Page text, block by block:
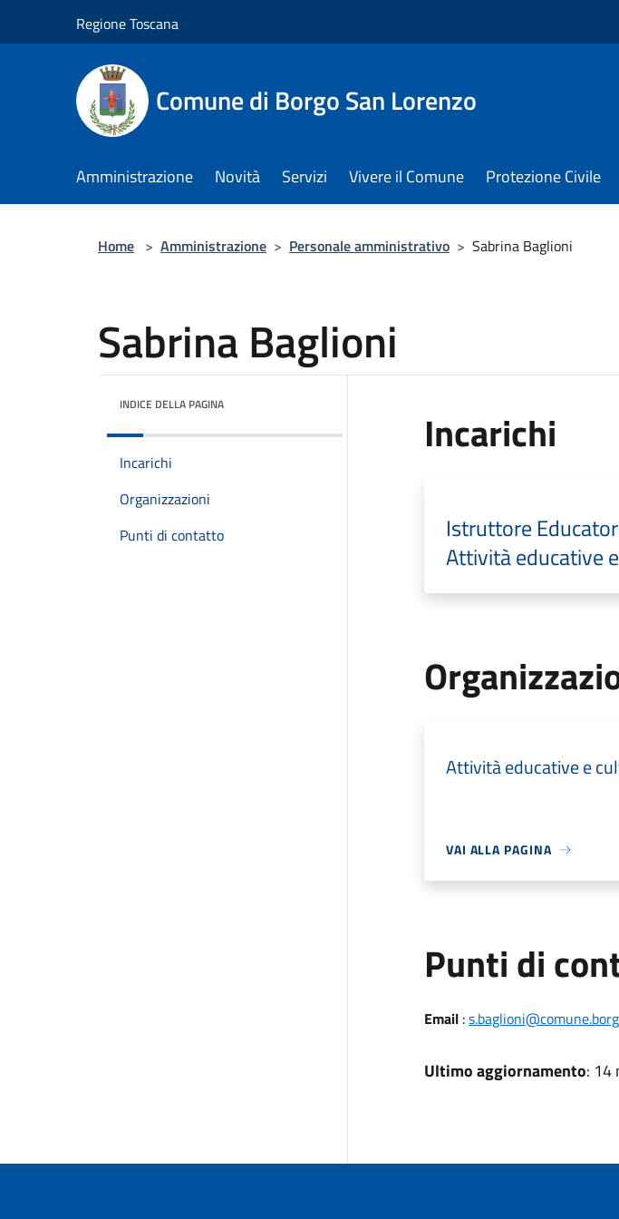
Regione Toscana
Comune di Borgo San Lorenzo
Amministrazione Novità Servizi Vivere il Comune Protezione Civile
Home > Amministrazione > Personale amministrativo > Sabrina Baglioni
Sabrina Baglioni
INDICE DELLA PAGINA
Incarichi
Organizzazioni
Punti di contatto
Incarichi
Istruttore
Attività educative
Attività educative e
VAI ALLA PAGINA
Punti di
Email:
Ultimo aggiornamento: 14